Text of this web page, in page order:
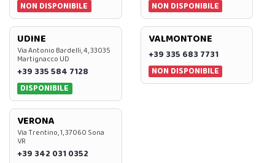
NON DISPONIBILE NON DISPONIBILE
UDINE
Via Antonio Bardelli, 4, 33035
Martignacco UD
+39 335 584 7128
DISPONIBILE
VALMONTONE
+39 335 683 7731
NON DISPONIBILE
VERONA
Via Trentino, 1, 37060 Sona
VR
+39 342 031 0352